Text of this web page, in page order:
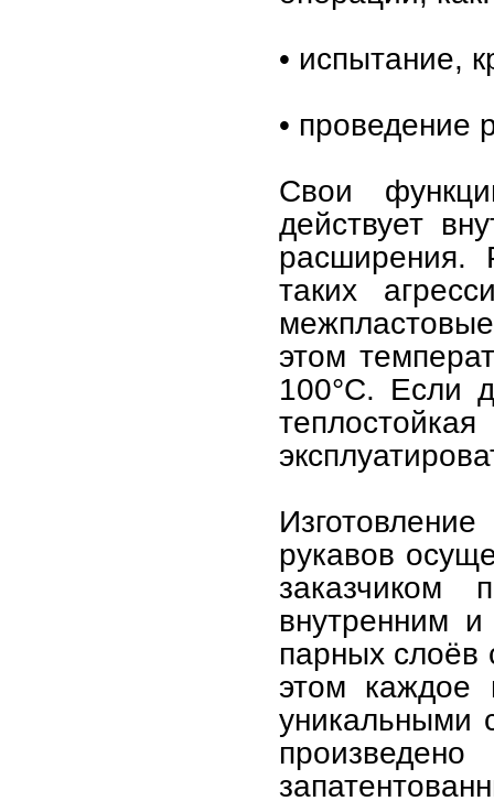
• испытание,
• проведение
Свои
действует
расширения.
таких
этом
100°С. Если
рукавов
заказчиком
внутренним
парных слоёв
этом каждое
уникальными